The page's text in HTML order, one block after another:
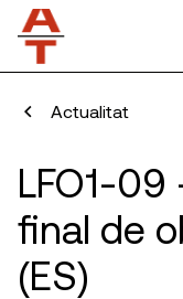
Actualitat
LFO1-09
final de
(ES)